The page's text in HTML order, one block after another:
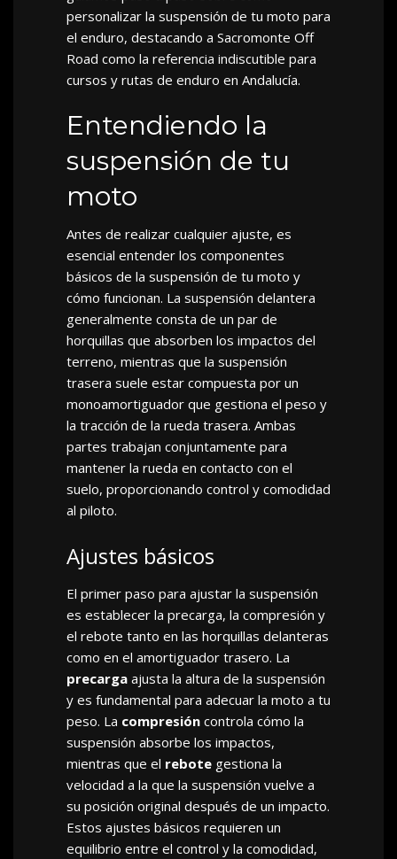
personalizar la suspensión de tu moto para
el enduro, destacando a Sacromonte Off
Road como la referencia indiscutible para
cursos y rutas de enduro en Andalucía.
Entendiendo la
suspensión de tu
moto
Antes de realizar cualquier ajuste, es
esencial entender los componentes
básicos de la suspensión de tu moto y
cómo funcionan. La suspensión delantera
generalmente consta de un par de
horquillas que absorben los impactos del
terreno, mientras que la suspensión
trasera suele estar compuesta por un
monoamortiguador que gestiona el peso y
la tracción de la rueda trasera. Ambas
partes trabajan conjuntamente para
mantener la rueda en contacto con el
suelo, proporcionando control y comodidad
al piloto.
Ajustes básicos
El primer paso para ajustar la suspensión
es establecer la precarga, la compresión y
el rebote tanto en las horquillas delanteras
como en el amortiguador trasero. La
precarga ajusta la altura de la suspensión
y es fundamental para adecuar la moto a tu
peso. La compresión controla cómo la
suspensión absorbe los impactos,
mientras que el rebote gestiona la
velocidad a la que la suspensión vuelve a
su posición original después de un impacto.
Estos ajustes básicos requieren un
equilibrio entre el control y la comodidad,